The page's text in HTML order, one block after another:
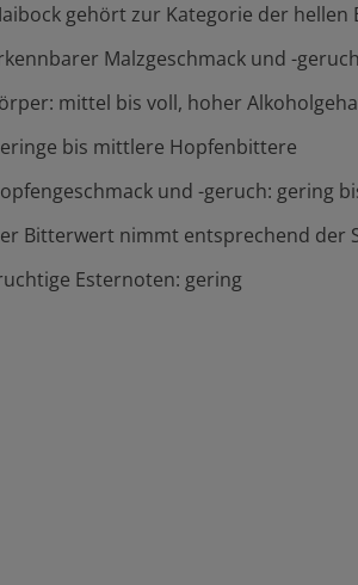
gehört zur Kategorie der hellen
Malzgeschmack und -geruch
mittel bis voll, hoher
bis mittlere Hopfenbittere
und -geruch: gering
Bitterwert nimmt entsprechend der
Esternoten: gering